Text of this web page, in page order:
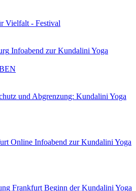
Vielfalt - Festival
Infoabend zur Kundalini Yoga
und Abgrenzung: Kundalini Yoga
Online Infoabend zur Kundalini Yoga
Beginn der Kundalini Yoga